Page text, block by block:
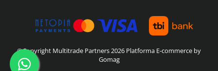
©Copyright Multitrade Partners 2026 Platforma E-commerce by
Gomag